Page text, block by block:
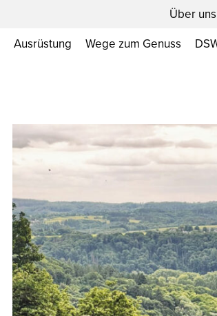
Über uns
Ausrüstung Wege zum Genuss